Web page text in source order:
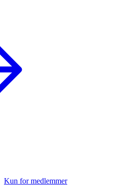
Kun for medlemmer